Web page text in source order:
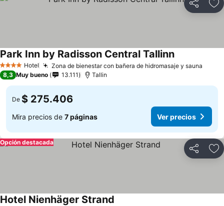
Compartir
4 EstrellasHotel Zona de bienestar con bañera de hidromasaje y sauna
Park Inn by Radisson Central Tallinn
8,3 Muy bueno 13.111 Tallin
De $ 275.406
Mira precios de 7 páginas Ver precios
Compartir
Opción destacada
Hotel Nienhäger Strand